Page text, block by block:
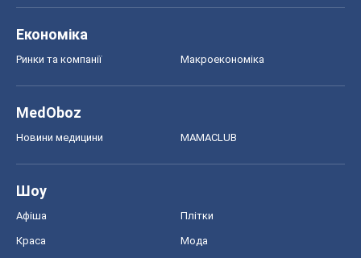
Економіка
Ринки та компанії Макроекономіка
MedOboz
Новини медицини MAMACLUB
Шоу
Афіша Плітки
Краса Мода